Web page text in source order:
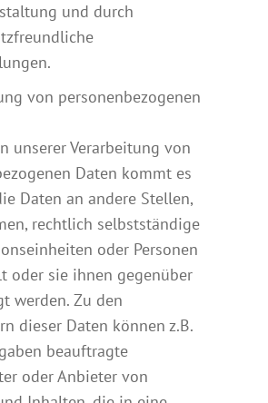
und durch
von personenbezogenen
unserer Verarbeitung von
Daten kommt es
Daten an andere Stellen,
rechtlich selbstständige
oder Personen
oder sie ihnen gegenüber
werden. Zu den
dieser Daten können z.B.
beauftragte
oder Anbieter von